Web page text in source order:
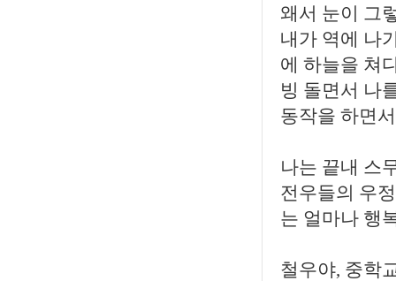
왜서 눈이 그
내가 역에 나
에 하늘을 쳐
빙 돌면서 나
동작을 하면
나는 끝내 스
전우들의 우
는 얼마나 행
철우야, 중학